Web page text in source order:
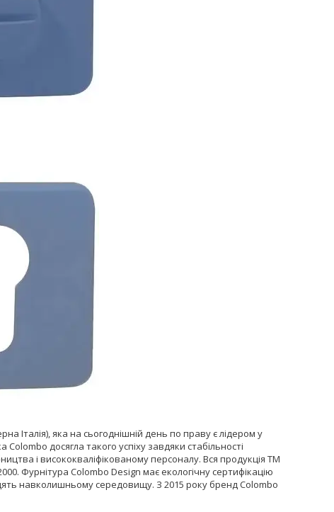
Італія), яка на сьогоднішній день по праву є лідером у
досягла такого успіху завдяки стабільності
і висококваліфікованому персоналу. Вся продукція ТМ
Фурнітура Colombo Design має екологічну сертифікацію
навколишньому середовищу. З 2015 року бренд Colombo